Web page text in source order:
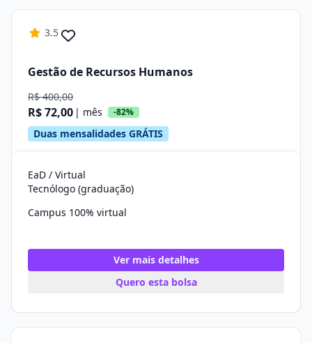
3.5
Gestão de Recursos Humanos
R$ 400,00
R$ 72,00 | mês -82%
Duas mensalidades GRÁTIS
EaD / Virtual
Tecnólogo (graduação)
Campus 100% virtual
Ver mais detalhes
Quero esta bolsa